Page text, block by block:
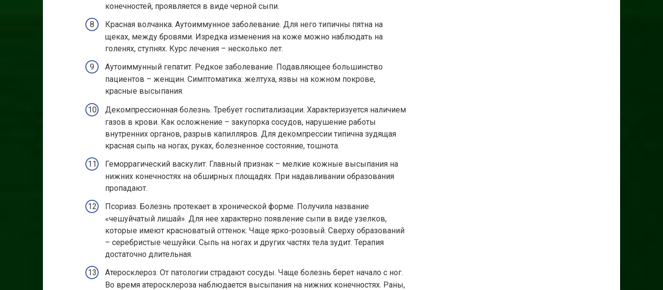
конечностей, проявляется в виде черной сыпи.
Красная волчанка. Аутоиммунное заболевание. Для него типичны пятна на
щеках, между бровями. Изредка изменения на коже можно наблюдать на
голенях, ступнях. Курс лечения – несколько лет.
Аутоиммунный гепатит. Редкое заболевание. Подавляющее большинство
пациентов – женщин. Симптоматика: желтуха, язвы на кожном покрове,
красные высыпания.
Декомпрессионная болезнь. Требует госпитализации. Характеризуется наличием
газов в крови. Как осложнение – закупорка сосудов, нарушение работы
внутренних органов, разрыв капилляров. Для декомпрессии типична зудящая
красная сыпь на ногах, руках, болезненное состояние, тошнота.
Геморрагический васкулит. Главный признак – мелкие кожные высыпания на
нижних конечностях на обширных площадях. При надавливании образования
пропадают.
Псориаз. Болезнь протекает в хронической форме. Получила название
«чешуйчатый лишай». Для нее характерно появление сыпи в виде узелков,
которые имеют красноватый оттенок. Чаще ярко-розовый. Сверху образований
– серебристые чешуйки. Сыпь на ногах и других частях тела зудит. Терапия
достаточно длительная.
Атеросклероз. От патологии страдают сосуды. Чаще болезнь берет начало с ног.
Во время атеросклероза наблюдается высыпания на нижних конечностях. Раны,